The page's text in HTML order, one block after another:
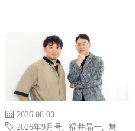
2026.08.03
2026年9月号
福井晶一
舞